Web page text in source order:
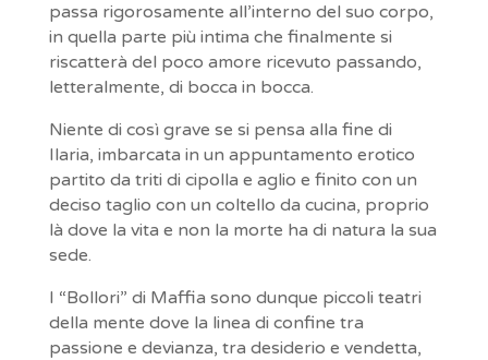
passa rigorosamente all’interno del suo corpo,
in quella parte più intima che finalmente si
riscatterà del poco amore ricevuto passando,
letteralmente, di bocca in bocca.
Niente di così grave se si pensa alla fine di
Ilaria, imbarcata in un appuntamento erotico
partito da triti di cipolla e aglio e finito con un
deciso taglio con un coltello da cucina, proprio
là dove la vita e non la morte ha di natura la sua
sede.
I “Bollori” di Maffia sono dunque piccoli teatri
della mente dove la linea di confine tra
passione e devianza, tra desiderio e vendetta,